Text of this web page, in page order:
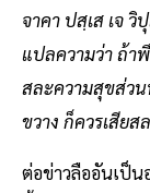
จาคา ปสฺเส เจ
แปลความว่า ถ้า
สละความสุขส่ว
ขวาง ก็ควรเสีย
ต่อข่าวลืออันเป็น